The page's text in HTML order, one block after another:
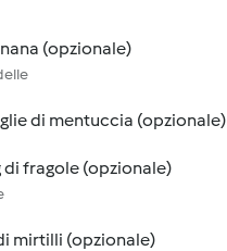
(opzionale)
di mentuccia (opzionale)
di fragole (opzionale)
mirtilli (opzionale)